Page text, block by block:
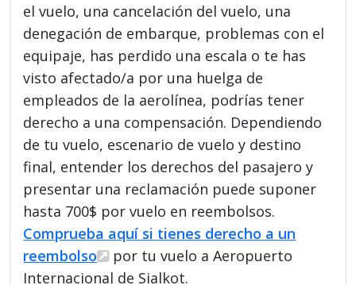
el vuelo, una cancelación del vuelo, una
denegación de embarque, problemas con el
equipaje, has perdido una escala o te has
visto afectado/a por una huelga de
empleados de la aerolínea, podrías tener
derecho a una compensación. Dependiendo
de tu vuelo, escenario de vuelo y destino
final, entender los derechos del pasajero y
presentar una reclamación puede suponer
hasta 700$ por vuelo en reembolsos.
Comprueba aquí si tienes derecho a un
reembolso
por tu vuelo a Aeropuerto
Internacional de Sialkot.